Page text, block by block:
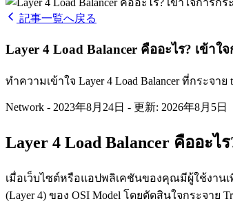
記事一覧へ戻る
Layer 4 Load Balancer คืออะไร? เข้า
ทำความเข้าใจ Layer 4 Load Balancer ที่กระจ
Network - 2023年8月24日 - 更新: 2026年8月5日
Layer 4 Load Balancer คืออะ
เมื่อเว็บไซต์หรือแอปพลิเคชันของคุณมีผู้ใช้งานเ
(Layer 4) ของ OSI Model โดยตัดสินใจกระจาย